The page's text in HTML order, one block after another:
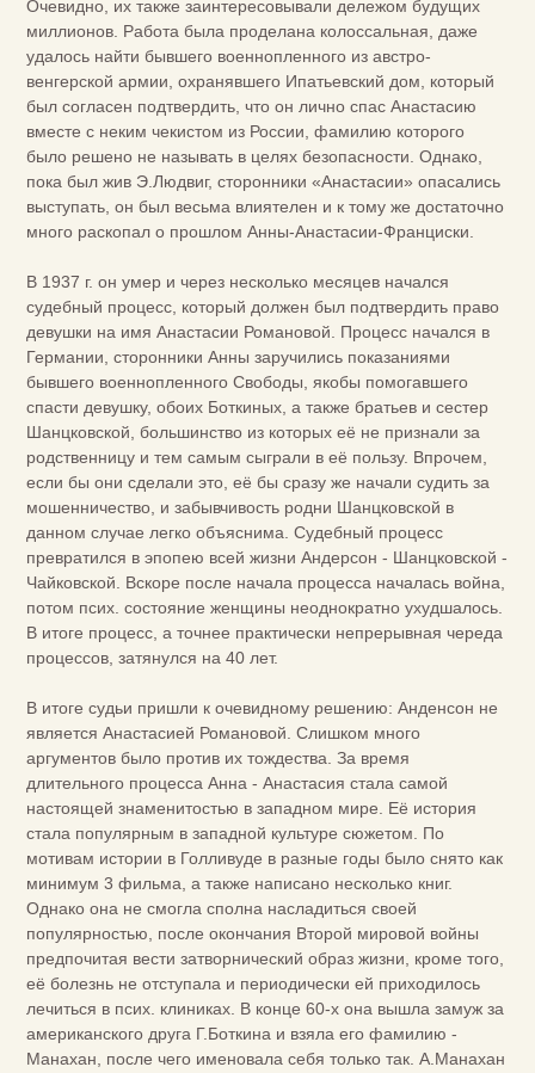
Очевидно, их также заинтересовывали дележом будущих
миллионов. Работа была проделана колоссальная, даже
удалось найти бывшего военнопленного из австро-
венгерской армии, охранявшего Ипатьевский дом, который
был согласен подтвердить, что он лично спас Анастасию
вместе с неким чекистом из России, фамилию которого
было решено не называть в целях безопасности. Однако,
пока был жив Э.Людвиг, сторонники «Анастасии» опасались
выступать, он был весьма влиятелен и к тому же достаточно
много раскопал о прошлом Анны-Анастасии-Франциски.
В 1937 г. он умер и через несколько месяцев начался
судебный процесс, который должен был подтвердить право
девушки на имя Анастасии Романовой. Процесс начался в
Германии, сторонники Анны заручились показаниями
бывшего военнопленного Свободы, якобы помогавшего
спасти девушку, обоих Боткиных, а также братьев и сестер
Шанцковской, большинство из которых её не признали за
родственницу и тем самым сыграли в её пользу. Впрочем,
если бы они сделали это, её бы сразу же начали судить за
мошенничество, и забывчивость родни Шанцковской в
данном случае легко объяснима. Судебный процесс
превратился в эпопею всей жизни Андерсон - Шанцковской -
Чайковской. Вскоре после начала процесса началась война,
потом псих. состояние женщины неоднократно ухудшалось.
В итоге процесс, а точнее практически непрерывная череда
процессов, затянулся на 40 лет.
В итоге судьи пришли к очевидному решению: Анденсон не
является Анастасией Романовой. Слишком много
аргументов было против их тождества. За время
длительного процесса Анна - Анастасия стала самой
настоящей знаменитостью в западном мире. Её история
стала популярным в западной культуре сюжетом. По
мотивам истории в Голливуде в разные годы было снято как
минимум 3 фильма, а также написано несколько книг.
Однако она не смогла сполна насладиться своей
популярностью, после окончания Второй мировой войны
предпочитая вести затворнический образ жизни, кроме того,
её болезнь не отступала и периодически ей приходилось
лечиться в псих. клиниках. В конце 60-х она вышла замуж за
американского друга Г.Боткина и взяла его фамилию -
Манахан, после чего именовала себя только так. А.Манахан